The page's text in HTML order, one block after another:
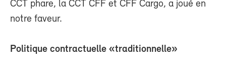
CCT phare, la CCT CFF et CFF Cargo, a joué en
notre faveur.
Politique contractuelle «traditionnelle»